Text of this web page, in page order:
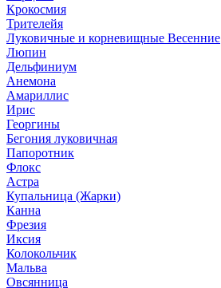
Крокосмия
Трителейя
Луковичные и корневищные Весенние
Люпин
Дельфиниум
Анемона
Амариллис
Ирис
Георгины
Бегония луковичная
Папоротник
Флокс
Астра
Купальница (Жарки)
Канна
Фрезия
Иксия
Колокольчик
Мальва
Овсянница